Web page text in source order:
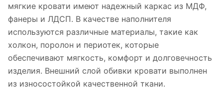
мягкие кровати имеют надежный каркас из МДФ,
фанеры и ЛДСП. В качестве наполнителя
используются различные материалы, такие как
холкон, поролон и периотек, которые
обеспечивают мягкость, комфорт и долговечность
изделия. Внешний слой обивки кровати выполнен
из износостойкой качественной ткани.